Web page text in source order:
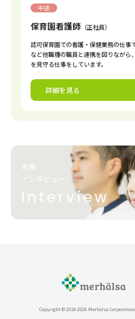
中途
保育園看護師 （正社員）
認可保育園での看護・保健業務の仕事
など他職種の職員と連携を図りながら
を見守る仕事をしています。
詳細を見る
先輩
インタビュー
Interview
Copyright ©2019-2026 Merhälsa